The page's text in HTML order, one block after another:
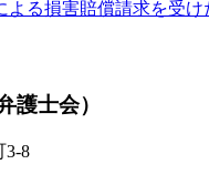
よる損害賠償請求を受け
護士会）
3-8